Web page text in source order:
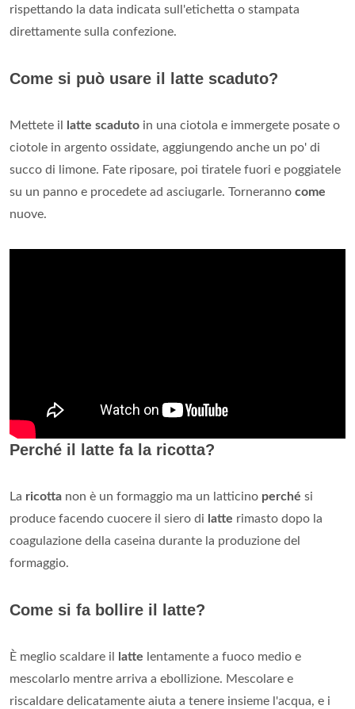
rispettando la data indicata sull'etichetta o stampata
direttamente sulla confezione.
Come si può usare il latte scaduto?
Mettete il latte scaduto in una ciotola e immergete posate o
ciotole in argento ossidate, aggiungendo anche un po' di
succo di limone. Fate riposare, poi tiratele fuori e poggiatele
su un panno e procedete ad asciugarle. Torneranno come
nuove.
Perché il latte fa la ricotta?
La ricotta non è un formaggio ma un latticino perché si
produce facendo cuocere il siero di latte rimasto dopo la
coagulazione della caseina durante la produzione del
formaggio.
Come si fa bollire il latte?
È meglio scaldare il latte lentamente a fuoco medio e
mescolarlo mentre arriva a ebollizione. Mescolare e
riscaldare delicatamente aiuta a tenere insieme l'acqua, e i